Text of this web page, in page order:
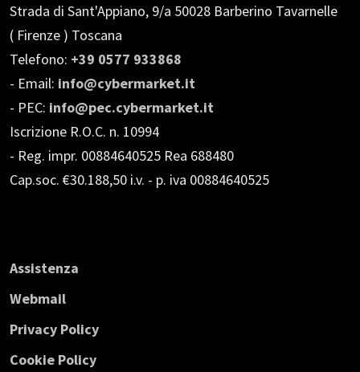
Strada di Sant'Appiano, 9/a 50028 Barberino Tavarnelle
( Firenze ) Toscana
Telefono: +39 0577 933868
- Email: info@cybermarket.it
- PEC: info@pec.cybermarket.it
Iscrizione R.O.C. n. 10994
- Reg. impr. 00884640525 Rea 688480
Cap.soc. €30.188,50 i.v. - p. iva 00884640525
Assistenza
Webmail
Privacy Policy
Cookie Policy